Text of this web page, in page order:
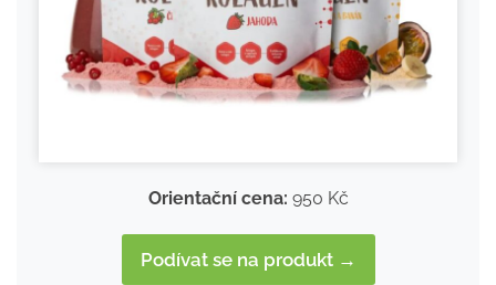
Orientační cena: 950 Kč
Podívat se na produkt →